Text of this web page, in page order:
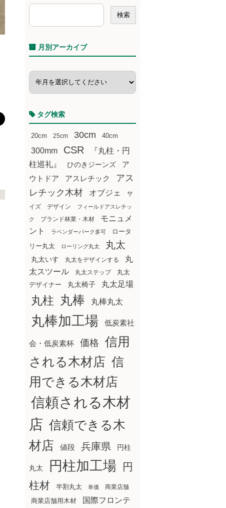
月別アーカイブ
タグ検索
20cm 25cm 30cm 40cm
300mm CSR
『丸柱・円
柱巡礼』
ひのきジーンズ
ア
ウトドア
アスレチック
アス
レチック木材
オブジェ
サ
イズ
デザイン フィールドアスレチッ
ク ブランド林業・木材
モニュメ
ント
ラベンダーパーク多可
ロータ
リー丸太
ローリング丸太 丸太
丸太いす 丸太をデザインする
丸
太スツール
丸太ステップ
丸太
デザイナー
丸太椅子 丸太足場
丸柱 丸棒 丸棒丸太
丸棒加工場 低炭素社
会・低炭素杯 価格
信用
される木材店 信
用できる木材店
信頼される木材
店 信頼できる木
材店
値段 兵庫県 円柱
丸太 円柱加工場
円
柱材
半割丸太 単価 商業店舗
商業店舗用木材
国際フロンテ